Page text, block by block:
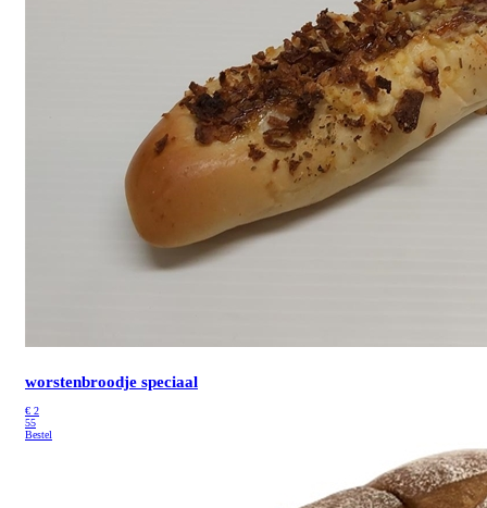
worstenbroodje speciaal
€ 2
55
Bestel